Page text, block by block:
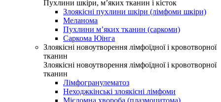
Пухлини шкіри, м’яких тканин і кісток
Злоякісні пухлини шкіри (лімфоми шкіри)
Меланома
Пухлини м’яких тканин (саркоми)
Саркома Юінга
Злоякісні новоутворення лімфоїдної і кровотворної
тканин
Злоякісні новоутворення лімфоїдної і кровотворної
тканин
Лімфогранулематоз
Неходжкінські злоякісні лімфоми
Мієломна хвороба (плазмоцитома)